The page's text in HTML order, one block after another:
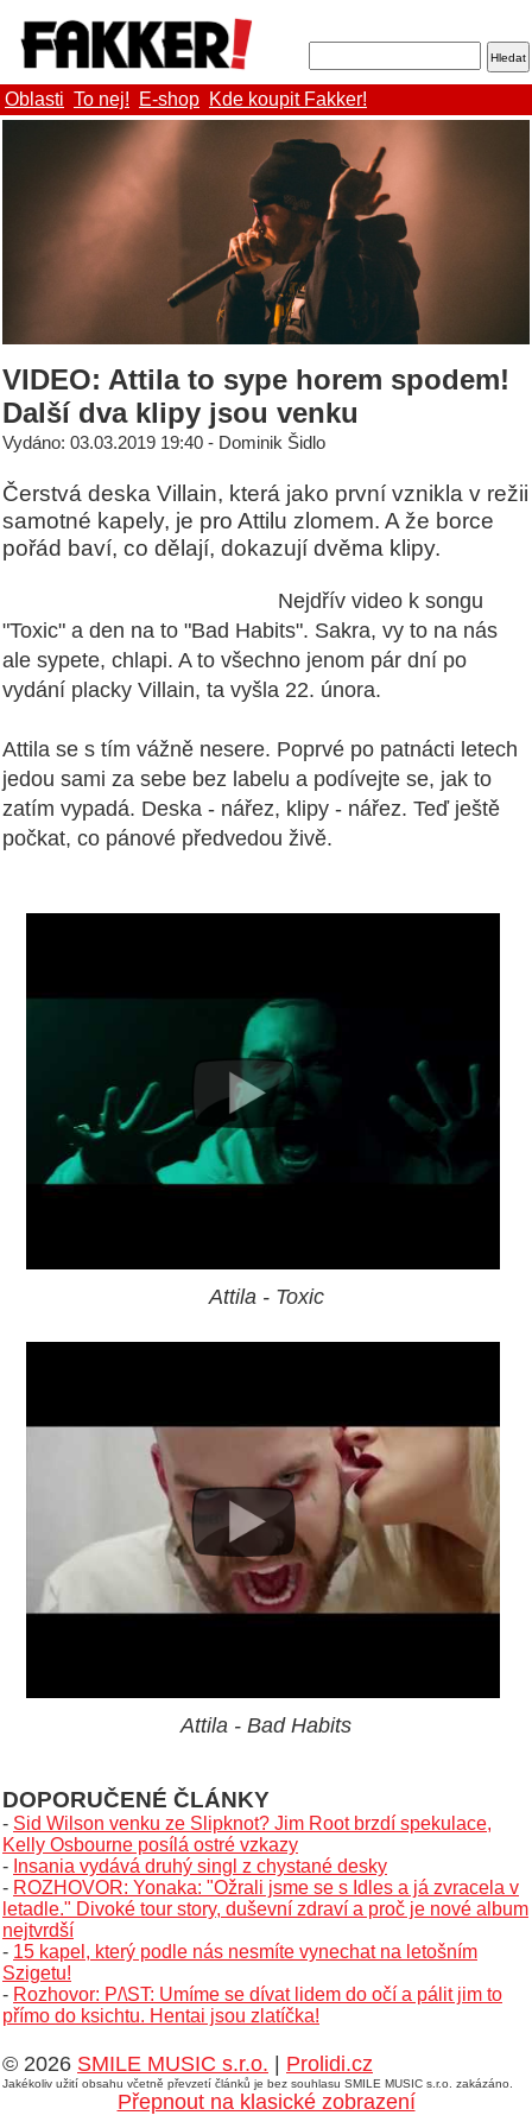
Oblasti To nej! E-shop Kde koupit Fakker!
VIDEO: Attila to sype horem spodem!
Další dva klipy jsou venku
Vydáno: 03.03.2019 19:40 - Dominik Šidlo
Čerstvá deska Villain, která jako první vznikla v režii
samotné kapely, je pro Attilu zlomem. A že borce
pořád baví, co dělají, dokazují dvěma klipy.
Nejdřív video k songu
"Toxic" a den na to "Bad Habits". Sakra, vy to na nás
ale sypete, chlapi. A to všechno jenom pár dní po
vydání placky Villain, ta vyšla 22. února.
Attila se s tím vážně nesere. Poprvé po patnácti letech
jedou sami za sebe bez labelu a podívejte se, jak to
zatím vypadá. Deska - nářez, klipy - nářez. Teď ještě
počkat, co pánové předvedou živě.
Attila - Toxic
Attila - Bad Habits
DOPORUČENÉ ČLÁNKY
- Sid Wilson venku ze Slipknot? Jim Root brzdí spekulace,
Kelly Osbourne posílá ostré vzkazy
- Insania vydává druhý singl z chystané desky
- ROZHOVOR: Yonaka: "Ožrali jsme se s Idles a já zvracela v
letadle." Divoké tour story, duševní zdraví a proč je nové album
nejtvrdší
- 15 kapel, který podle nás nesmíte vynechat na letošním
Szigetu!
- Rozhovor: P/\ST: Umíme se dívat lidem do očí a pálit jim to
přímo do ksichtu. Hentai jsou zlatíčka!
© 2026 SMILE MUSIC s.r.o. | Prolidi.cz
Jakékoliv užití obsahu včetně převzetí článků je bez souhlasu SMILE MUSIC s.r.o. zakázáno.
Přepnout na klasické zobrazení